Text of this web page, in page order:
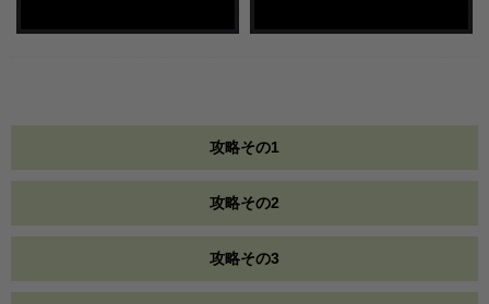
攻略その1
攻略その2
攻略その3